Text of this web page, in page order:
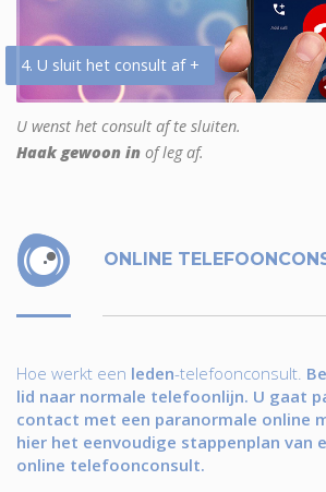
4. U sluit het consult af +
U wenst het consult af te sluiten.
Haak gewoon in of leg af.
ONLINE
Hoe werkt een leden-telefoonconsult.
lid naar normale telefoonlijn. U gaat
contact met een paranormale online
hier het eenvoudige stappenplan van
online telefoonconsult.